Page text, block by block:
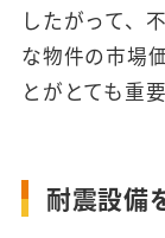
したがって、
な物件の市場
とがとても重
耐震設備